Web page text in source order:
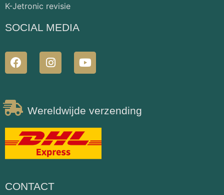
K-Jetronic revisie
SOCIAL MEDIA
Wereldwijde verzending
CONTACT